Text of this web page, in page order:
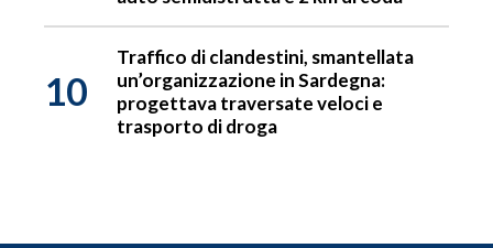
10
Traffico di clandestini, smantellata
un’organizzazione in Sardegna:
progettava traversate veloci e
trasporto di droga